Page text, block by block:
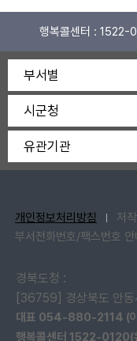
행복콜센터 : 1522-
부서별
시군청
유관기관
개인정보처리방침 저
부서전화번호/팩스번호 안
경북도청 :
[36759] 경상북도 안
대표 054-880-2114 (
행복콜센터 1522-0120(